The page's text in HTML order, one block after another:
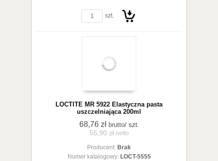
szt.
koszyka
LOCTITE MR 5922 Elastyczna pasta
uszczelniająca 200ml
68,76 zł brutto/ szt.
55,90 zł netto
Producent: Brak
Numer katalogowy: LOCT-5555